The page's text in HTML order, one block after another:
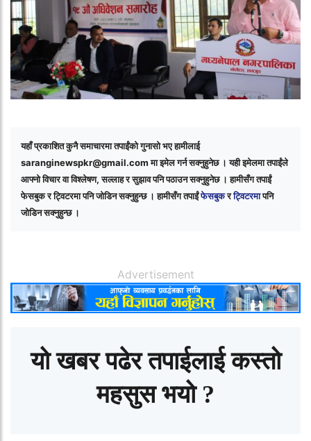
यहाँ प्रकाशित कुनै समाचारमा तपाईंको गुनासो भए हामीलाई
saranginewspkr@gmail.comमा इमेल गर्न सक्नुहुनेछ । यही इमेलमा तपाईंले
आफ्नो विचार वा विश्लेषण, सल्लाह र सुझाव पनि पठाउन सक्नुहुनेछ । हामीसँग तपाईं
फेसबुक र ट्विटरमा पनि जोडिन सक्नुहुन्छ । हामीसँग तपाईंफेसबुकरट्विटरमापनि
जोडिन सक्नुहुन्छ ।
Advertisement
यो खबर पढेर तपाईलाई कस्तो
महसुस भयो ?